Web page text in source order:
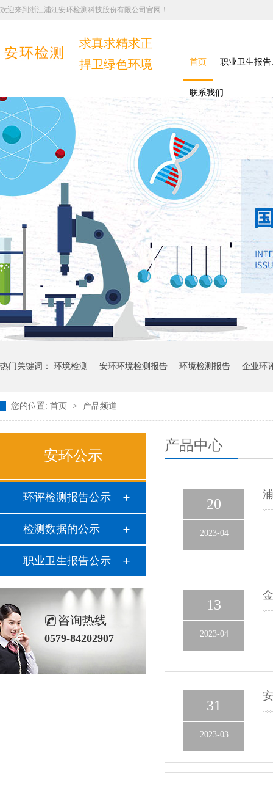
欢迎来到浙江浦江安环检测科技股份有限公司官网！
求真求精求正
捍卫绿色环境
首页 职业卫生报
联系我们
热门关键词： 环境检测 安环环境检测报告 环境检测报告 企业环
您的位置: 首页 > 产品频道
安环公示
环评检测报告公示
检测数据的公示
职业卫生报告公示
咨询热线
0579-84202907
产品中心
20
2023-04
13
2023-04
31
2023-03